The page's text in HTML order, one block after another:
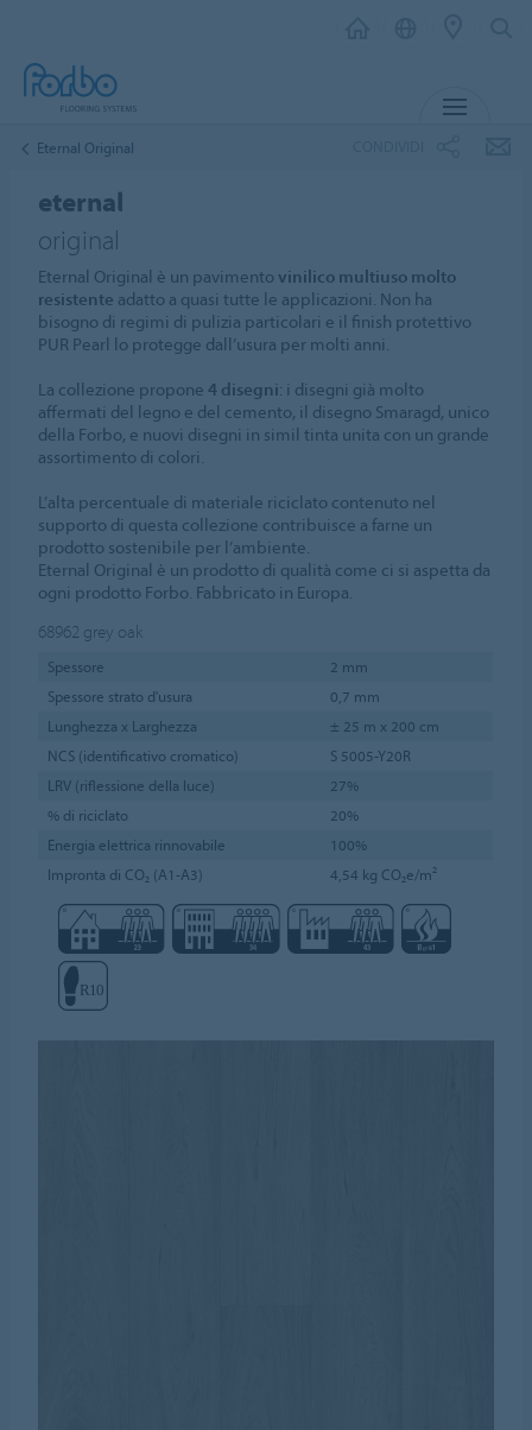
Eternal Original
eternal
original
Eternal Original è un pavimento vinilico multiuso molto
resistente adatto a quasi tutte le applicazioni. Non ha
bisogno di regimi di pulizia particolari e il finish protettivo
PUR Pearl lo protegge dall’usura per molti anni.
La collezione propone4 disegni: i disegni già molto
affermati del legno e del cemento, il disegno Smaragd, unico
della Forbo, e nuovi disegni in simil tinta unita con un grande
assortimento di colori.
L’alta percentuale di materiale riciclato contenuto nel
supporto di questa collezione contribuisce a farne un
prodotto sostenibile per l’ambiente.
Eternal Original è un prodotto di qualità come ci si aspetta da
ogni prodotto Forbo. Fabbricato in Europa.
68962 grey oak
Spessore
2 mm
Spessore strato d'usura
0,7 mm
Lunghezza x Larghezza
± 25 m x 200 cm
NCS (identificativo cromatico)
S 5005-Y20R
LRV (riflessione della luce)
27%
% di riciclato
20%
Energia elettrica rinnovabile
100%
Impronta di CO₂ (A1-A3)
4,54 kg CO₂e/m²